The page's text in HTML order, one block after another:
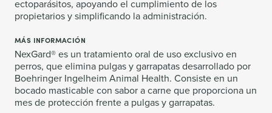
ectoparásitos, apoyando el cumplimiento de los
propietarios y simplificando la administración.
MÁS INFORMACIÓN
NexGard® es un tratamiento oral de uso exclusivo en
perros, que elimina pulgas y garrapatas desarrollado por
Boehringer Ingelheim Animal Health. Consiste en un
bocado masticable con sabor a carne que proporciona un
mes de protección frente a pulgas y garrapatas.